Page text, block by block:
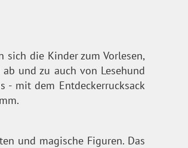
die Kinder zum Vorlesen,
und zu auch von Lesehund
- mit dem Entdeckerrucksack
und magische Figuren. Das